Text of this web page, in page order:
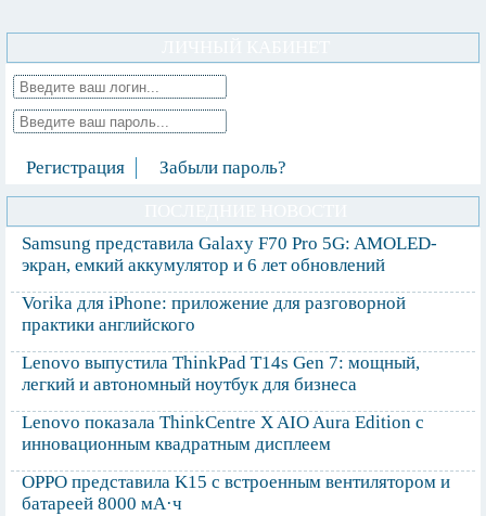
Регистрация Забыли пароль?
Samsung представила Galaxy F70 Pro 5G: AMOLED-
экран, емкий аккумулятор и 6 лет обновлений
Vorika для iPhone: приложение для разговорной
практики английского
Lenovo выпустила ThinkPad T14s Gen 7: мощный,
легкий и автономный ноутбук для бизнеса
Lenovo показала ThinkCentre X AIO Aura Edition с
инновационным квадратным дисплеем
OPPO представила K15 с встроенным вентилятором и
батареей 8000 мА·ч